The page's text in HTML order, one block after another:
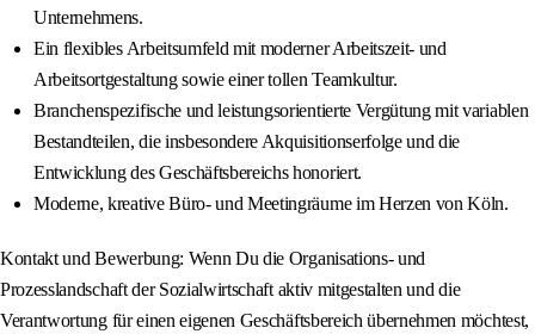
Unternehmens.
Ein flexibles Arbeitsumfeld mit moderner Arbeitszeit- und
Arbeitsortgestaltung sowie einer tollen Teamkultur.
Branchenspezifische und leistungsorientierte Vergütung mit variablen
Bestandteilen, die insbesondere Akquisitionserfolge und die
Entwicklung des Geschäftsbereichs honoriert.
Moderne, kreative Büro- und Meetingräume im Herzen von Köln.
Kontakt und Bewerbung: Wenn Du die Organisations- und
Prozesslandschaft der Sozialwirtschaft aktiv mitgestalten und die
Verantwortung für einen eigenen Geschäftsbereich übernehmen möchtest,